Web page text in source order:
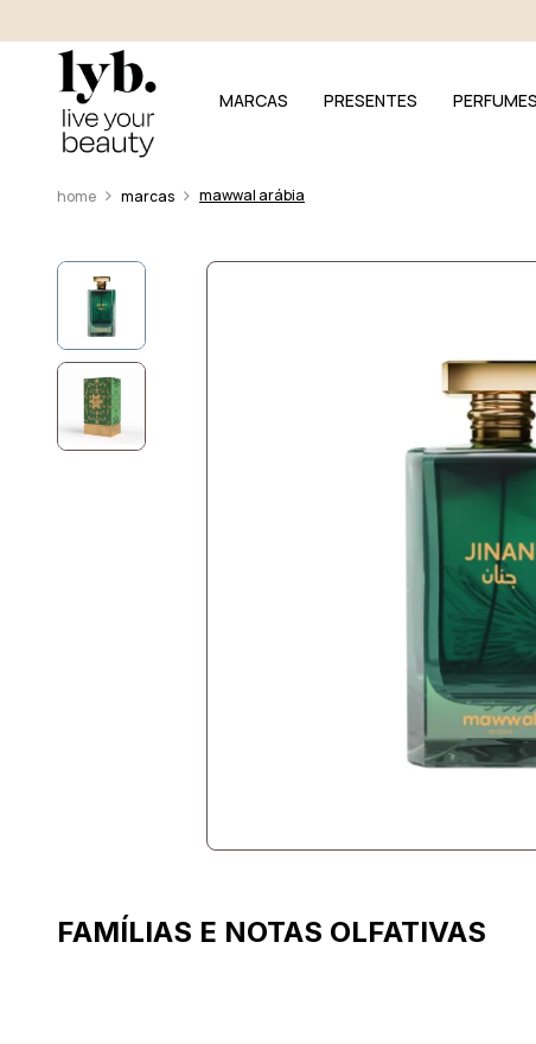
MARCAS PRESENTES PERFUMES
marcas mawwal arábia
FAMÍLIAS E NOTAS OLFATIVAS